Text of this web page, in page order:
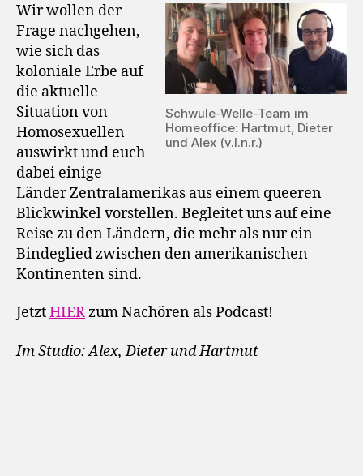
Schwule-Welle-Team im
Homeoffice: Hartmut, Dieter
und Alex (v.l.n.r.)
Wir wollen der
Frage nachgehen,
wie sich das
koloniale Erbe auf
die aktuelle
Situation von
Homosexuellen
auswirkt und euch
dabei einige
Länder Zentralamerikas aus einem queeren
Blickwinkel vorstellen. Begleitet uns auf eine
Reise zu den Ländern, die mehr als nur ein
Bindeglied zwischen den amerikanischen
Kontinenten sind.
JetztHIERzum Nachören als Podcast!
Im Studio: Alex, Dieter und Hartmut